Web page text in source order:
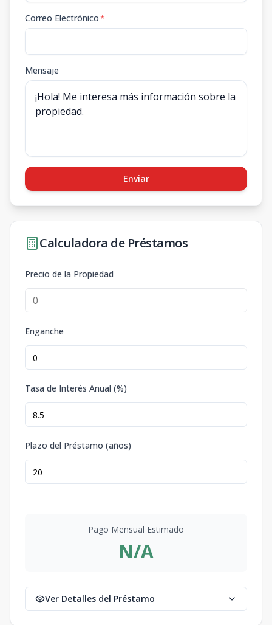
Correo Electrónico*
Mensaje
Enviar
Calculadora de Préstamos
Precio de la Propiedad
Enganche
Tasa de Interés Anual (%)
Plazo del Préstamo (años)
Pago Mensual Estimado
N/A
Ver Detalles del Préstamo